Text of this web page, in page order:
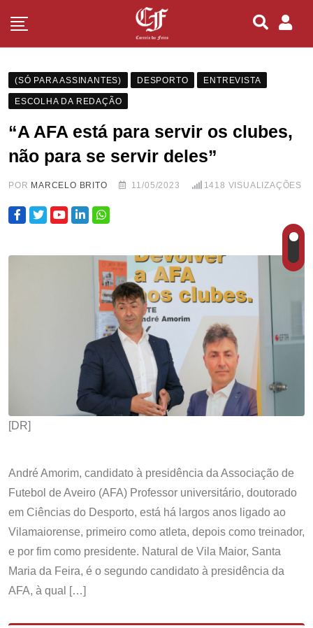
(SÓ PARA ASSINANTES) DESPORTO ENTREVISTA
ESCOLHA DA REDAÇÃO
“A AFA está para servir os clubes,
não para se servir deles”
POR MARCELO BRITO 11/05/2023 1418 VISUALIZAÇÕES
[DR]
André Amorim, candidato à presidência da Associação de
Futebol de Aveiro (AFA) Professor universitário, doutorado
em Ciências do Desporto, está há largos anos ligado ao
Vilamaiorense, primeiro como atleta, depois como treinador,
e por fim como presidente. Natural de Vila Maior, Santa
Maria da Feira, é o segundo candidato à presidência da
AFA, à qual […]